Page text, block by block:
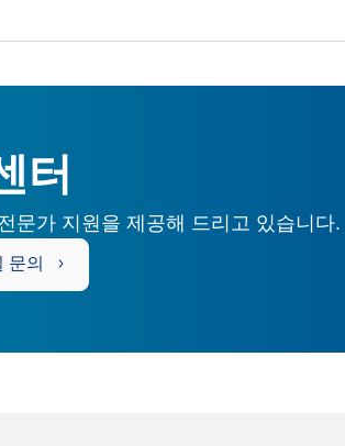
터
문가 지원을 제공해 드리고 있습니다.
문의